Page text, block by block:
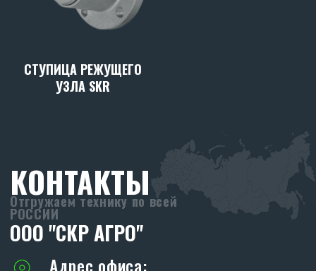
СТУПИЦА РЕЖУЩЕГО
УЗЛА SKR